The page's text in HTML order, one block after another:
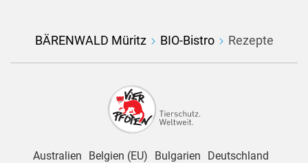
BÄRENWALD Müritz BIO-Bistro Rezepte
Australien Belgien (EU) Bulgarien
Deutschland